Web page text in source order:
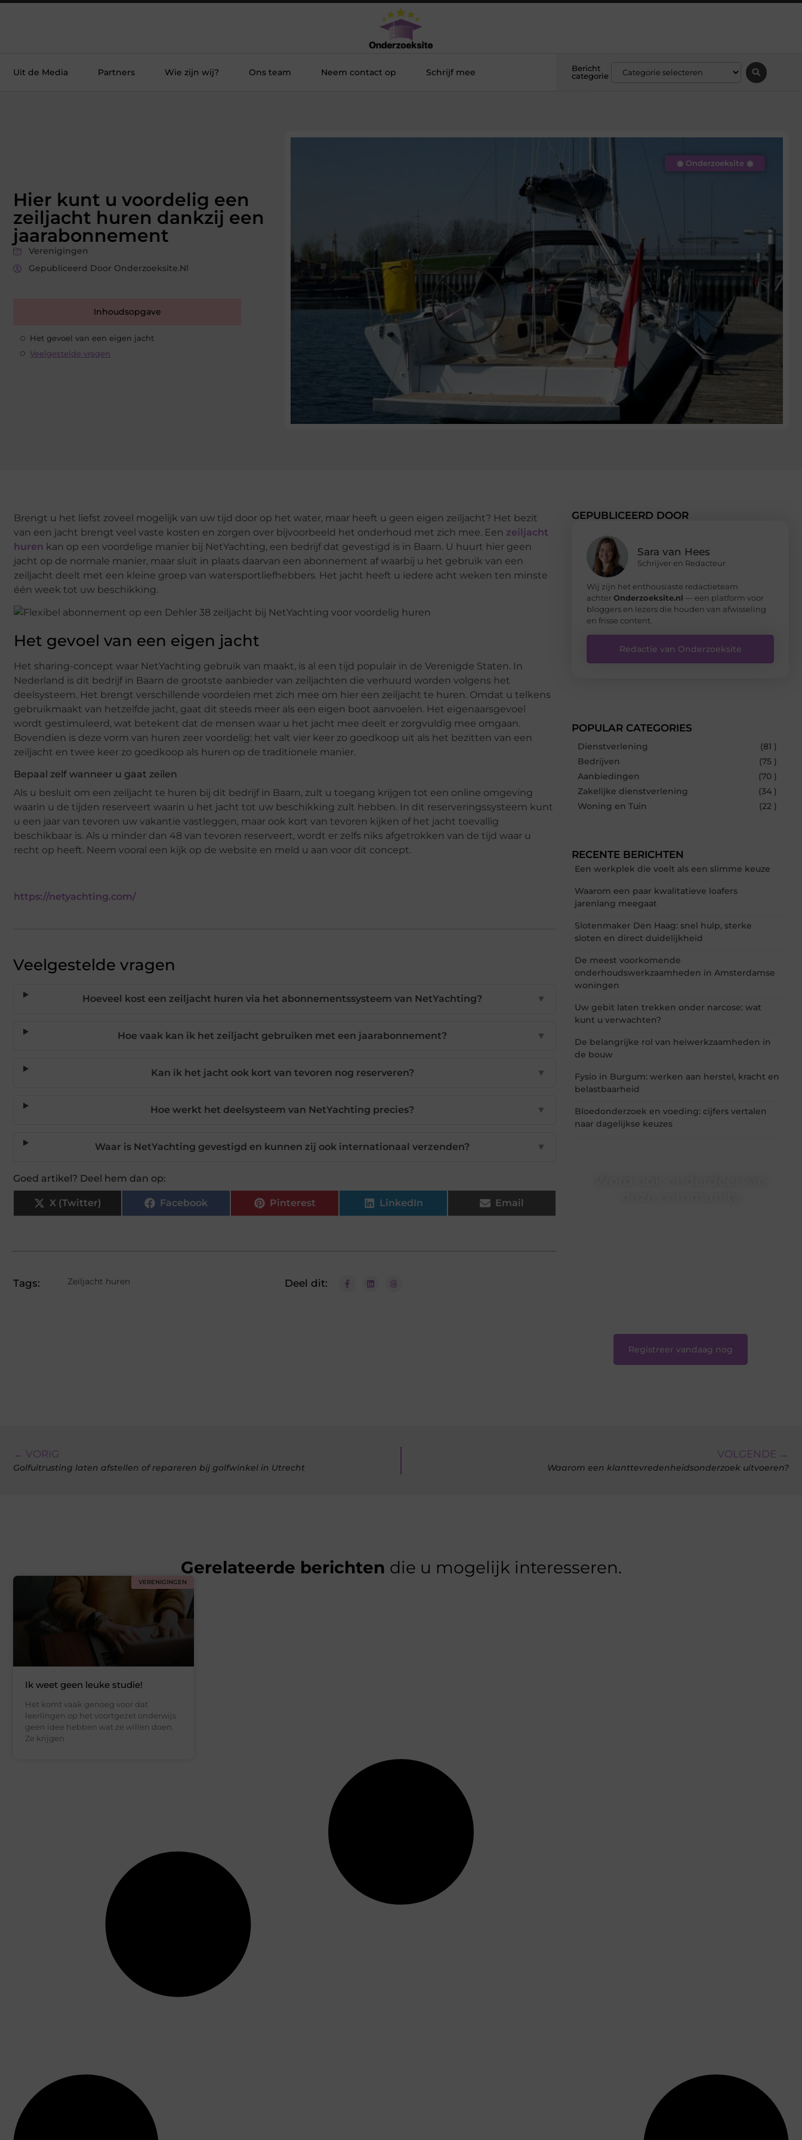
Uit de Media Partners Wie zijn wij? Ons team Neem contact op Schrijf mee
Bericht
categorie
Hier kunt u voordelig een
zeiljacht huren dankzij een
jaarabonnement
Verenigingen
Gepubliceerd Door Onderzoeksite.nl
Inhoudsopgave
Het gevoel van een eigen jacht
Veelgestelde vragen
◉ Onderzoeksite ◉
Brengt u het liefst zoveel mogelijk van uw tijd door op het water, maar heeft u geen eigen zeiljacht? Het bezit
van een jacht brengt veel vaste kosten en zorgen over bijvoorbeeld het onderhoud met zich mee. Een zeiljacht
huren kan op een voordelige manier bij NetYachting, een bedrijf dat gevestigd is in Baarn. U huurt hier geen
jacht op de normale manier, maar sluit in plaats daarvan een abonnement af waarbij u het gebruik van een
zeiljacht deelt met een kleine groep van watersportliefhebbers. Het jacht heeft u iedere acht weken ten minste
één week tot uw beschikking.
Het gevoel van een eigen jacht
Het sharing-concept waar NetYachting gebruik van maakt, is al een tijd populair in de Verenigde Staten. In
Nederland is dit bedrijf in Baarn de grootste aanbieder van zeiljachten die verhuurd worden volgens het
deelsysteem. Het brengt verschillende voordelen met zich mee om hier een zeiljacht te huren. Omdat u telkens
gebruikmaakt van hetzelfde jacht, gaat dit steeds meer als een eigen boot aanvoelen. Het eigenaarsgevoel
wordt gestimuleerd, wat betekent dat de mensen waar u het jacht mee deelt er zorgvuldig mee omgaan.
Bovendien is deze vorm van huren zeer voordelig: het valt vier keer zo goedkoop uit als het bezitten van een
zeiljacht en twee keer zo goedkoop als huren op de traditionele manier.
Bepaal zelf wanneer u gaat zeilen
Als u besluit om een zeiljacht te huren bij dit bedrijf in Baarn, zult u toegang krijgen tot een online omgeving
waarin u de tijden reserveert waarin u het jacht tot uw beschikking zult hebben. In dit reserveringssysteem kunt
u een jaar van tevoren uw vakantie vastleggen, maar ook kort van tevoren kijken of het jacht toevallig
beschikbaar is. Als u minder dan 48 van tevoren reserveert, wordt er zelfs niks afgetrokken van de tijd waar u
recht op heeft. Neem vooral een kijk op de website en meld u aan voor dit concept.
https://netyachting.com/
Veelgestelde vragen
Hoeveel kost een zeiljacht huren via het abonnementssysteem van NetYachting? ▼
Hoe vaak kan ik het zeiljacht gebruiken met een jaarabonnement? ▼
Kan ik het jacht ook kort van tevoren nog reserveren? ▼
Hoe werkt het deelsysteem van NetYachting precies? ▼
Waar is NetYachting gevestigd en kunnen zij ook internationaal verzenden? ▼
Goed artikel? Deel hem dan op:
X (Twitter) Facebook Pinterest LinkedIn Email
Tags: Zeiljacht huren Deel dit:
GEPUBLICEERD DOOR
Sara van Hees
Schrijver en Redacteur
Wij zijn het enthousiaste redactieteam
achterOnderzoeksite.nl — een platform voor
bloggers en lezers die houden van afwisseling
en frisse content.
Redactie van Onderzoeksite
POPULAR CATEGORIES
Dienstverlening
(81 )
Bedrijven
(75 )
Aanbiedingen
(70 )
Zakelijke dienstverlening
(34 )
Woning en Tuin
(22 )
RECENTE BERICHTEN
Een werkplek die voelt als een slimme keuze
Waarom een paar kwalitatieve loafers
jarenlang meegaat
Slotenmaker Den Haag: snel hulp, sterke
sloten en direct duidelijkheid
De meest voorkomende
onderhoudswerkzaamheden in Amsterdamse
woningen
Uw gebit laten trekken onder narcose: wat
kunt u verwachten?
De belangrijke rol van heiwerkzaamheden in
de bouw
Fysio in Burgum: werken aan herstel, kracht en
belastbaarheid
Bloedonderzoek en voeding: cijfers vertalen
naar dagelijkse keuzes
Registreer vandaag nog
← VORIG
Golfuitrusting laten afstellen of repareren bij golfwinkel in Utrecht
VOLGENDE →
Waarom een klanttevredenheidsonderzoek uitvoeren?
Gerelateerde berichten die u mogelijk interesseren.
VERENIGINGEN
Ik weet geen leuke studie!
Het komt vaak genoeg voor dat
leerlingen op het voortgezet onderwijs
geen idee hebben wat ze willen doen.
Ze krijgen